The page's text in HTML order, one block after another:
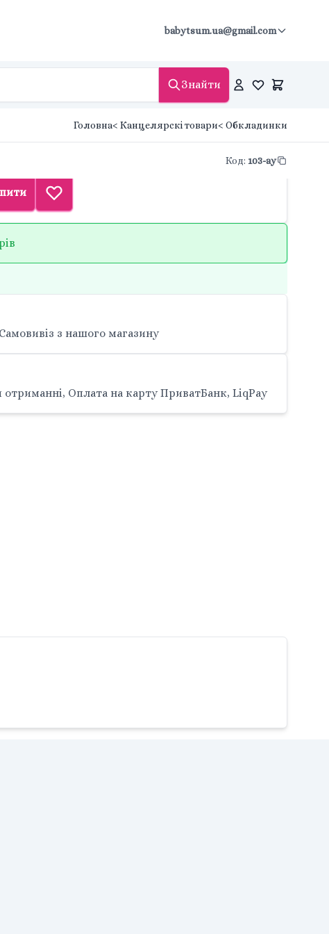
babytsum.ua@gmail.com
Знайти
Головна< Канцелярскі товари< Обкладинки
Код: 103-ау
з нашого магазину
отриманні, Оплата на карту ПриватБанк, LiqPay